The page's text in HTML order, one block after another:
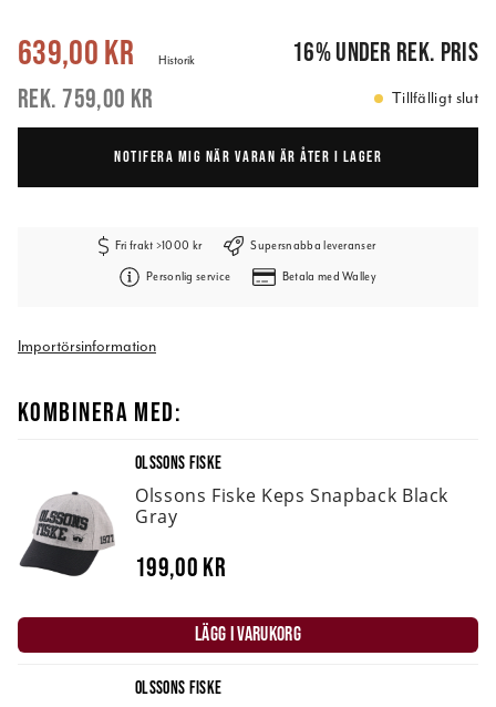
Nuvarande pris:639,00 kr 759,00 kr
639,00 kr
759,00 kr
Historik 16%under rek. pris
Tillfälligt slut
NOTIFERA MIG NÄR VARAN ÄR ÅTER I LAGER
Fri frakt >1000 kr Supersnabba leveranser
Personlig service Betala med Walley
Importörsinformation
KOMBINERA MED:
OLSSONS FISKE
Olssons Fiske Keps Snapback Black
Gray
199,00 kr
LÄGG I VARUKORG
OLSSONS FISKE